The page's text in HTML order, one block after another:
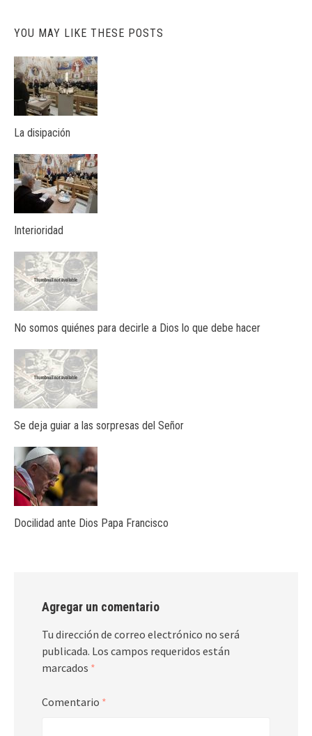
YOU MAY LIKE THESE POSTS
La disipación
Interioridad
No somos quiénes para decirle a Dios lo que debe hacer
Se deja guiar a las sorpresas del Señor
Docilidad ante Dios Papa Francisco
Agregar un comentario
Tu dirección de correo electrónico no será
publicada. Los campos requeridos están
marcados *
Comentario *